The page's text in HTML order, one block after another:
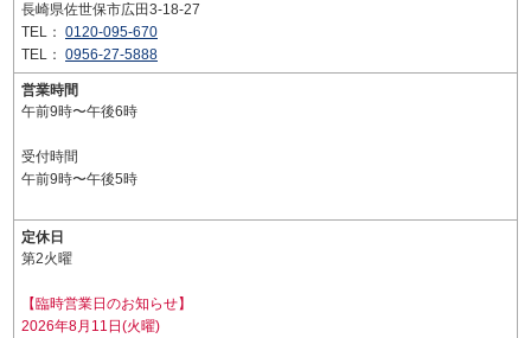
長崎県佐世保市広田3-18-27
TEL： 0120-095-670
TEL： 0956-27-5888
営業時間
午前9時〜午後6時
受付時間
午前9時〜午後5時
定休日
第2火曜
【臨時営業日のお知らせ】
2026年8月11日(火曜)